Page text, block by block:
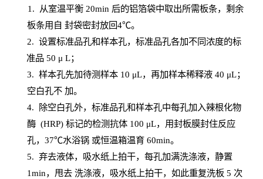
1 . 从室温平衡 20min 后的铝箔袋中取出所需板条，剩余
板条用自 封袋密封放回4℃。
2. 设置标准品孔和样本孔，标准品孔各加不同浓度的标
准品 50 μ L；
3. 样本孔先加待测样本 10 μL，再加样本稀释液 40 μL；
空白孔不 加。
4.
除空白孔外，标准品孔和样本孔中每孔加入辣根化物
酶 (HRP) 标记的检测抗体 100 μL，用封板膜封住反应
孔， 37℃水浴锅 或恒温箱温育60min。
5. 弃去液体，吸水纸上拍干，每孔加满洗涤液，静置
1min，甩去 洗涤液，吸水纸上拍干，如此重复洗板 5 次